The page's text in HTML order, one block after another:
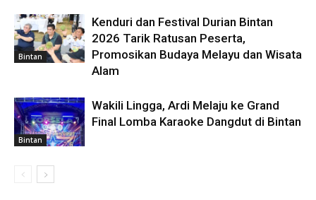
Bintan
Kenduri dan Festival Durian Bintan
2026 Tarik Ratusan Peserta,
Promosikan Budaya Melayu dan Wisata
Alam
Bintan
Wakili Lingga, Ardi Melaju ke Grand
Final Lomba Karaoke Dangdut di Bintan